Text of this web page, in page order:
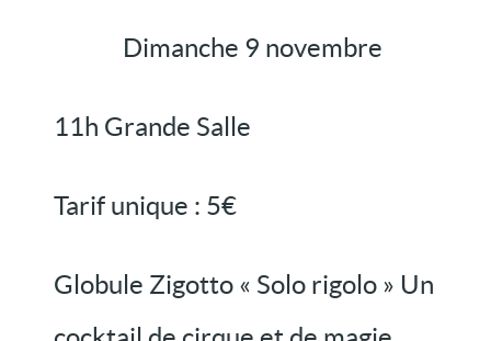
Dimanche 9 novembre
11h Grande Salle
Tarif unique : 5€
Globule Zigotto « Solo rigolo » Un